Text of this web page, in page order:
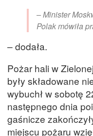
– Minister
Polak mówiła
– dodała.
Pożar hali w
były składowane
wybuchł w sobotę
następnego dnia
gaśnicze
miejscu pożaru